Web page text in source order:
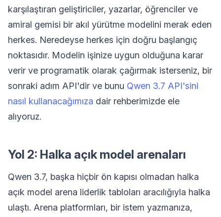
karşılaştıran geliştiriciler, yazarlar, öğrenciler ve
amiral gemisi bir akıl yürütme modelini merak eden
herkes. Neredeyse herkes için doğru başlangıç
noktasıdır. Modelin işinize uygun olduğuna karar
verir ve programatik olarak çağırmak isterseniz, bir
sonraki adım API'dir ve bunu Qwen 3.7 API'sini
nasıl kullanacağımıza dair rehberimizde ele
alıyoruz.
Yol 2: Halka açık model arenaları
Qwen 3.7, başka hiçbir ön kapısı olmadan halka
açık model arena liderlik tabloları aracılığıyla halka
ulaştı. Arena platformları, bir istem yazmanıza,